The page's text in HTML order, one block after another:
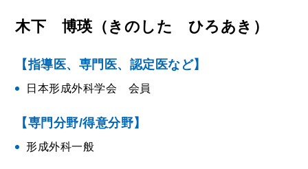
木下 博瑛 （きのした ひろあき）
【指導医、専門医、認定医など】
日本形成外科学会 会員
【専門分野/得意分野】
形成外科一般